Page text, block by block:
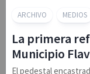
ARCHIVO MEDIOS
La primera
Municipio
El pedestal